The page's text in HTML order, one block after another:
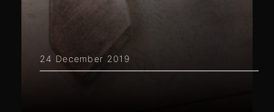
24 December 2019